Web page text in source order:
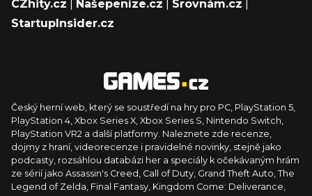
CZhity.cz
Našepeníze.cz Srovnám.cz
StartupInsider.cz
Český herní web, který se soustředí na hry pro PC, PlayStation 5,
PlayStation 4, Xbox Series X, Xbox Series S, Nintendo Switch,
PlayStation VR2 a další platformy. Naleznete zde recenze,
dojmy z hraní, videorecenze i pravidelné novinky, stejně jako
podcasty, rozsáhlou databázi her a speciály k očekávaným hrám
ze sérií jako Assassin's Creed, Call of Duty, Grand Theft Auto, The
Legend of Zelda, Final Fantasy, Kingdom Come: Deliverance,